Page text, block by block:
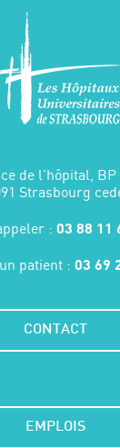
de l'hôpital, BP
Strasbourg
: 03 88 11
patient : 03 69
CONTACT
EMPLOIS